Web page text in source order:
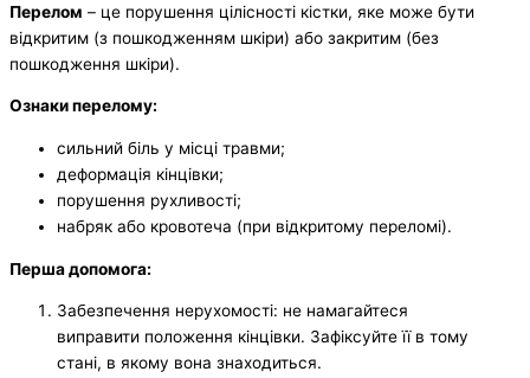
Перелом – це порушення цілісності кістки, яке може бути
відкритим (з пошкодженням шкіри) або закритим (без
пошкодження шкіри).
Ознаки перелому:
сильний біль у місці травми;
деформація кінцівки;
порушення рухливості;
набряк або кровотеча (при відкритому переломі).
Перша допомога:
Забезпечення нерухомості: не намагайтеся
виправити положення кінцівки. Зафіксуйте її в тому
стані, в якому вона знаходиться.